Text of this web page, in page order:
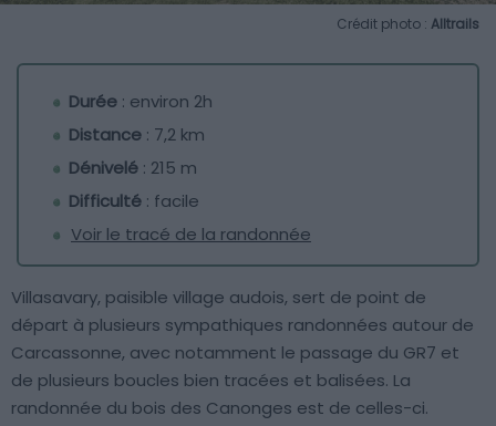
Crédit photo : Alltrails
Durée : environ 2h
Distance : 7,2 km
Dénivelé : 215 m
Difficulté : facile
Voir le tracé de la randonnée
Villasavary, paisible village audois, sert de point de
départ à plusieurs sympathiques randonnées autour de
Carcassonne, avec notamment le passage du GR7 et
de plusieurs boucles bien tracées et balisées. La
randonnée du bois des Canonges est de celles-ci.